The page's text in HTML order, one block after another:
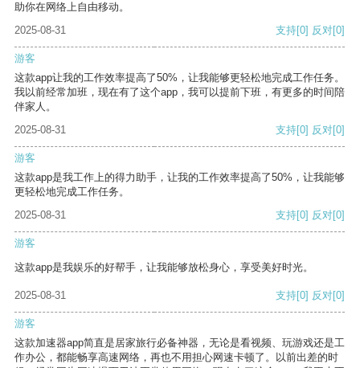
助你在网络上自由移动。
2025-08-31
支持[0] 反对[0]
游客
这款app让我的工作效率提高了50%，让我能够更轻松地完成工作任务。
我以前经常加班，现在有了这个app，我可以提前下班，有更多的时间陪
伴家人。
2025-08-31
支持[0] 反对[0]
游客
这款app是我工作上的得力助手，让我的工作效率提高了50%，让我能够
更轻松地完成工作任务。
2025-08-31
支持[0] 反对[0]
游客
这款app是我娱乐的好帮手，让我能够放松身心，享受美好时光。
2025-08-31 支持[0] 反对[0]
游客
这款加速器app简直是居家旅行必备神器，无论是看视频、玩游戏还是工
作办公，都能畅享高速网络，再也不用担心网速卡顿了。以前出差的时